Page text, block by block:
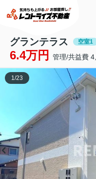
グランテラス 空室1
6.4万円 管理/共益費
1 /23